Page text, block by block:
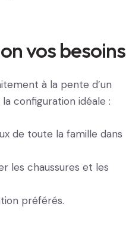
vos besoins
à la pente d’un
configuration idéale :
de toute la famille dans
les chaussures et les
préférés.